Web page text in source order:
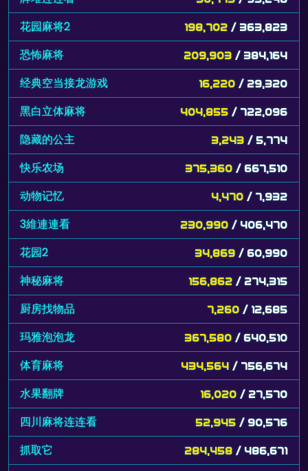
花园麻将2 198,702 / 363,823
恐怖麻将 209,903 / 384,164
经典空当接龙游戏 16,220 / 29,320
黑白立体麻将 404,855 / 722,096
隐藏的公主 3,243 / 5,774
快乐农场 375,360 / 667,510
动物记忆 4,470 / 7,932
3維連連看 230,990 / 406,470
花园2 34,869 / 60,990
神秘麻将 156,862 / 274,315
厨房找物品 7,260 / 12,685
玛雅泡泡龙 367,580 / 640,510
体育麻将 434,564 / 756,674
水果翻牌 16,020 / 27,570
四川麻将连连看 52,945 / 90,576
抓取它 284,458 / 486,671